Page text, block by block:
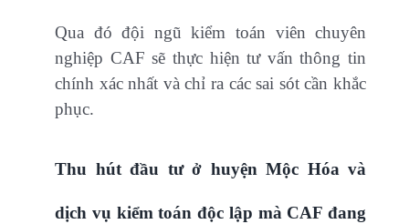
Qua đó đội ngũ kiểm toán viên chuyên
nghiệp CAF sẽ thực hiện tư vấn thông tin
chính xác nhất và chỉ ra các sai sót cần khắc
phục.
Thu hút đầu tư ở huyện Mộc Hóa và
dịch vụ kiểm toán độc lập mà CAF đang